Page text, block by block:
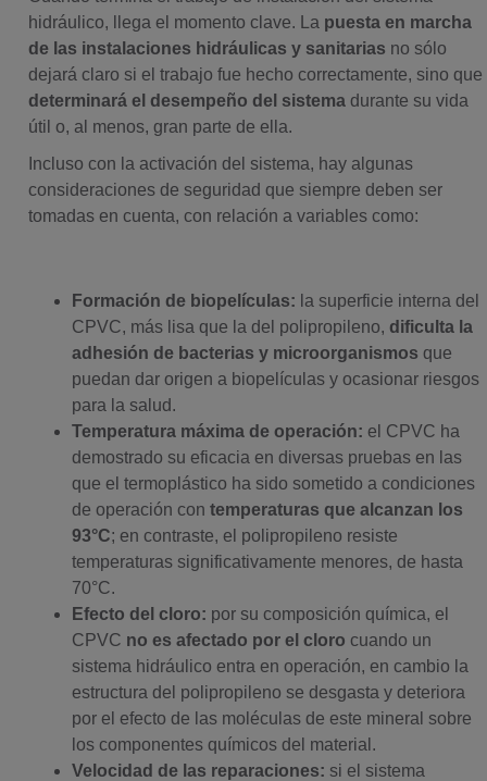
hidráulico, llega el momento clave. La puesta en marcha
de las instalaciones hidráulicas y sanitarias no sólo
dejará claro si el trabajo fue hecho correctamente, sino que
determinará el desempeño del sistema durante su vida
útil o, al menos, gran parte de ella.
Incluso con la activación del sistema, hay algunas
consideraciones de seguridad que siempre deben ser
tomadas en cuenta, con relación a variables como:
Formación de biopelículas: la superficie interna del
CPVC, más lisa que la del polipropileno,dificulta la
adhesión de bacterias y microorganismos que
puedan dar origen a biopelículas y ocasionar riesgos
para la salud.
Temperatura máxima de operación: el CPVC ha
demostrado su eficacia en diversas pruebas en las
que el termoplástico ha sido sometido a condiciones
de operación contemperaturas que alcanzan los
93°C; en contraste, el polipropileno resiste
temperaturas significativamente menores, de hasta
70°C.
Efecto del cloro: por su composición química, el
CPVC no es afectado por el cloro cuando un
sistema hidráulico entra en operación, en cambio la
estructura del polipropileno se desgasta y deteriora
por el efecto de las moléculas de este mineral sobre
los componentes químicos del material.
Velocidad de las reparaciones: si el sistema